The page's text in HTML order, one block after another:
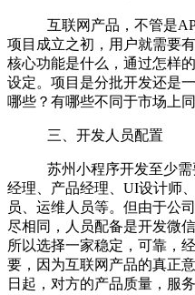
互联网产品，不管是
项目成立之初，用户就需要
核心功能是什么，通过怎样
设定。项目是分批开发还是
哪些？有哪些不同于市场上
三、开发人员配置
苏州小程序开发至少需
经理、产品经理、UI设计师
员、运维人员等。但由于公
尽相同，人员配备是开发微
所以选择一家稳定，可靠，
要，因为互联网产品的真正
日起，对方的产品质量，服